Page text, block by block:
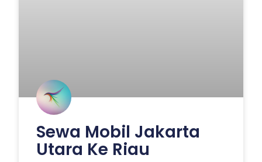
Sewa Mobil Jakarta
Utara Ke Riau